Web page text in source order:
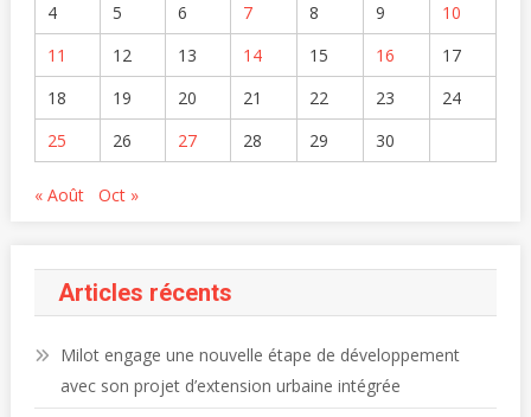
4
5 6 7 8 9
10
11
12 13 14 15 16
17
18
19 20 21 22 23
24
25
26 27 28 29 30
« Août Oct »
Articles récents
Milot engage une nouvelle étape de développement
avec son projet d’extension urbaine intégrée